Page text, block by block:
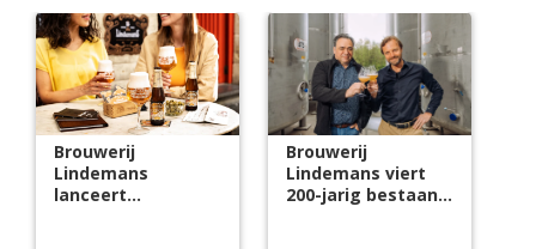
Brouwerij
Lindemans
lanceert
Brouwerij
Lindemans viert
200-jarig bestaan